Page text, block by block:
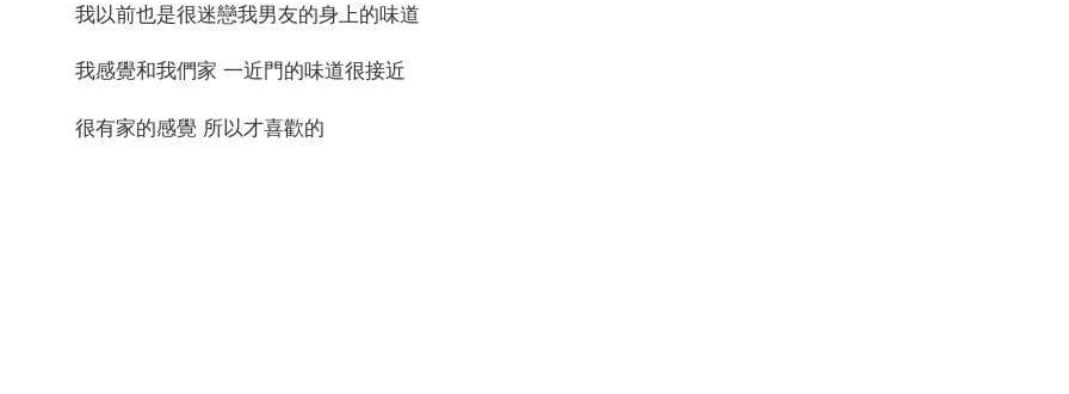
我以前也是很迷戀我男友的身上的味道
我感覺和我們家 一近門的味道很接近
很有家的感覺 所以才喜歡的